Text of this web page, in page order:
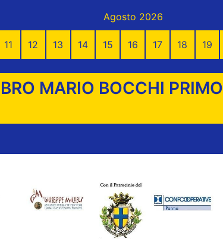
Agosto 2026
11 12 13 14 15 16 17 18 19
MARIO BOCCHI PRIMO